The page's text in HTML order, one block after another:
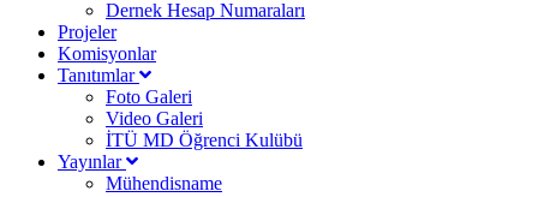
Dernek Hesap Numaraları
Projeler
Komisyonlar
Tanıtımlar
Foto Galeri
Video Galeri
İTÜ MD Öğrenci Kulübü
Yayınlar
Mühendisname